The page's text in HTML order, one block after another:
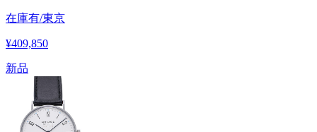
在庫有/東京
¥409,850
新品